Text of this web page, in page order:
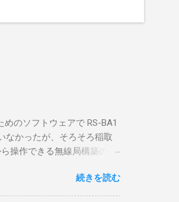
のソフトウェアで RS-BA1
なかったが、そろそろ稲取
操作できる無線局構築のた
らなかった。ということ
書いてみる。 基本的な構成
続きを読む